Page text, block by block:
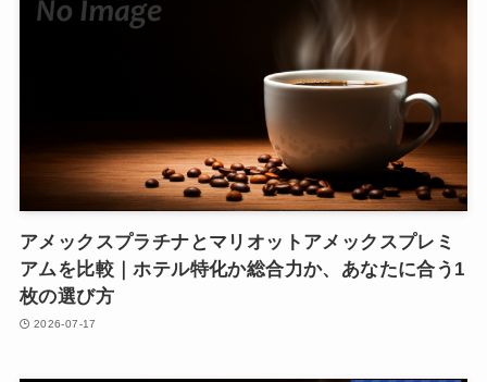
アメックスプラチナとマリオットアメックスプレミ
アムを比較｜ホテル特化か総合力か、あなたに合う1
枚の選び方
2026-07-17